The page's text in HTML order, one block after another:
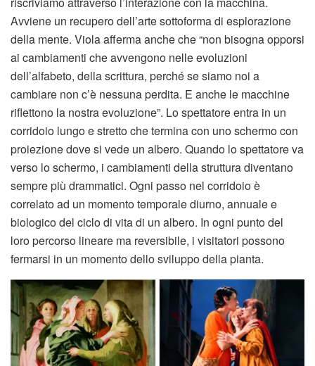
Avviene un recupero dell’arte sottoforma di esplorazione
della mente. Viola afferma anche che “non bisogna opporsi
ai cambiamenti che avvengono nelle evoluzioni
dell’alfabeto, della scrittura, perché se siamo noi a
cambiare non c’è nessuna perdita. E anche le macchine
riflettono la nostra evoluzione”. Lo spettatore entra in un
corridoio lungo e stretto che termina con uno schermo con
proiezione dove si vede un albero. Quando lo spettatore va
verso lo schermo, i cambiamenti della struttura diventano
sempre più drammatici. Ogni passo nel corridoio è
correlato ad un momento temporale diurno, annuale e
biologico del ciclo di vita di un albero. In ogni punto del
loro percorso lineare ma reversibile, i visitatori possono
fermarsi in un momento dello sviluppo della pianta.